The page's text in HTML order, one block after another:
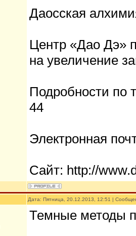
Даосская
Центр «Дао Дэ»
на увеличение
Подробности по
44
Электронная
Сайт: http://
Дата: Пятница, 20.12.2013, 12:51 |
Темные методы